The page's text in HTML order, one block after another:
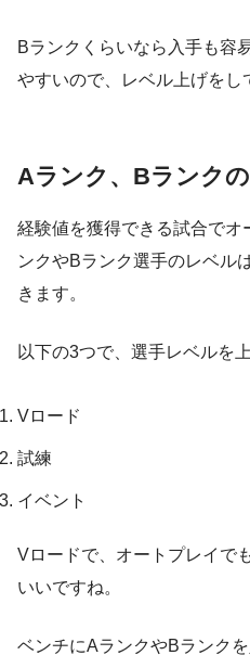
Bランクくらいなら入手も容
やすいので、レベル上げをし
Aランク、Bランク
経験値を獲得できる試合でオ
ンクやBランク選手のレベル
きます。
以下の3つで、選手レベルを
Vロード
試練
イベント
Vロードで、オートプレイで
いいですね。
ベンチにAランクやBランク